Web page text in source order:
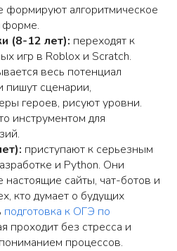
формируют алгоритмическое
форме.
(8-12 лет): переходят к
игр в Roblox и Scratch.
весь потенциал
пишут сценарии,
героев, рисуют уровни.
инструментом для
приступают к серьезным
и Python. Они
сайты, чат-ботов и
кто думает о будущих
подготовка к ОГЭ по
проходит без стресса и
процессов.